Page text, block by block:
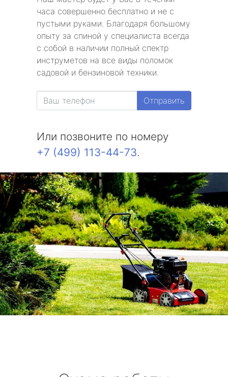
часа совершенно бесплатно и не с
пустыми руками. Благодаря большому
опыту за спиной у специалиста всегда
с собой в наличии полный спектр
инструметов на все виды поломок
садовой и бензиновой техники.
Отправить
Или позвоните по номеру
+7 (499) 113-44-73.